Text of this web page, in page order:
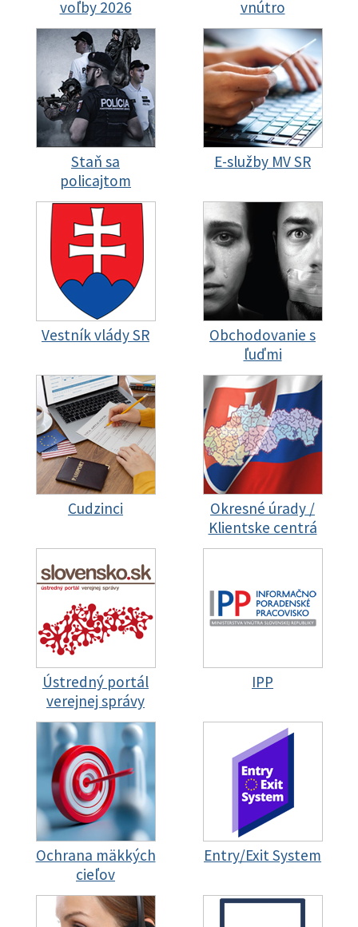
voľby 2026 vnútro
Staň sa
policajtom
E-služby MV SR
Vestník vlády SR
Obchodovanie s
ľuďmi
Cudzinci
Okresné úrady /
Klientske centrá
Ústredný portál
verejnej správy
IPP
Ochrana mäkkých
cieľov
Entry/Exit System